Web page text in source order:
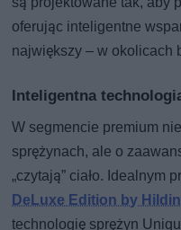
oferując inteligentne
największy – w okolicach
Inteligentna
W segmencie premium
sprężynach, ale o
„czytają” ciało. Idealnym
DeLuxe Edition by
technologię sprężyn